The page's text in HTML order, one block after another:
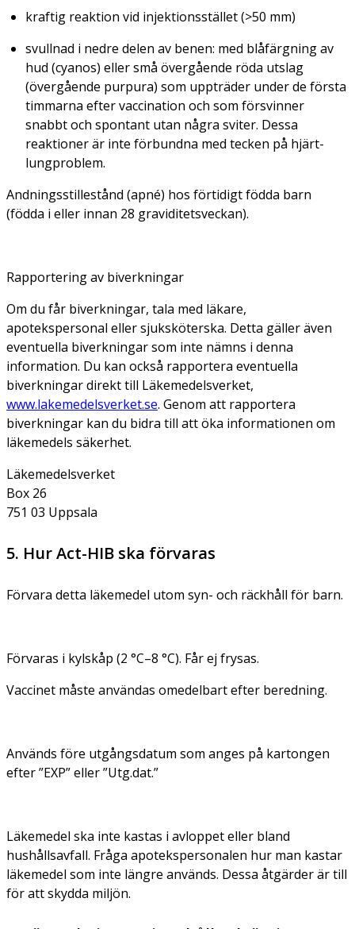
kraftig reaktion vid injektionsstället (>50 mm)
svullnad i nedre delen av benen: med blåfärgning av
hud (cyanos) eller små övergående röda utslag
(övergående purpura) som uppträder under de första
timmarna efter vaccination och som försvinner
snabbt och spontant utan några sviter. Dessa
reaktioner är inte förbundna med tecken på hjärt-
lungproblem.
Andningsstillestånd (apné) hos förtidigt födda barn
(födda i eller innan 28 graviditetsveckan).
Rapportering av biverkningar
Om du får biverkningar, tala med läkare,
apotekspersonal eller sjuksköterska. Detta gäller även
eventuella biverkningar som inte nämns i denna
information. Du kan också rapportera eventuella
biverkningar direkt till Läkemedelsverket,
www.lakemedelsverket.se. Genom att rapportera
biverkningar kan du bidra till att öka informationen om
läkemedels säkerhet.
Läkemedelsverket
Box 26
751 03 Uppsala
5. Hur Act-HIB ska förvaras
Förvara detta läkemedel utom syn- och räckhåll för barn.
Förvaras i kylskåp (2 °C–8 °C). Får ej frysas.
Vaccinet måste användas omedelbart efter beredning.
Används före utgångsdatum som anges på kartongen
efter ”EXP” eller ”Utg.dat.”
Läkemedel ska inte kastas i avloppet eller bland
hushållsavfall. Fråga apotekspersonalen hur man kastar
läkemedel som inte längre används. Dessa åtgärder är till
för att skydda miljön.